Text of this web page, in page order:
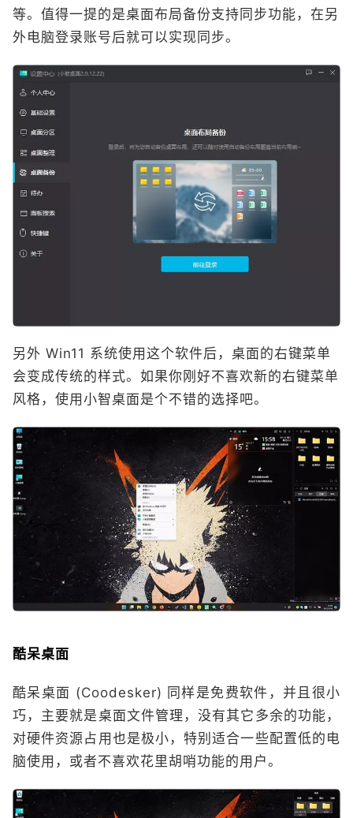
等。值得一提的是桌面布局备份支持同步功能，在另
外电脑登录账号后就可以实现同步。
另外 Win11 系统使用这个软件后，桌面的右键菜单
会变成传统的样式。如果你刚好不喜欢新的右键菜单
风格，使用小智桌面是个不错的选择吧。
酷呆桌面
酷呆桌面 (Coodesker) 同样是免费软件，并且很小
巧，主要就是桌面文件管理，没有其它多余的功能，
对硬件资源占用也是极小，特别适合一些配置低的电
脑使用，或者不喜欢花里胡哨功能的用户。